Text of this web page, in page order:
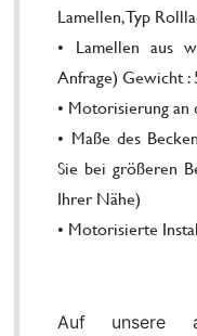
Lamellen, Typ
• Lamellen aus
Anfrage) Gewicht :
• Motorisierung an
• Maße des
Sie bei größeren
Ihrer Nähe)
• Motorisierte
Auf unsere